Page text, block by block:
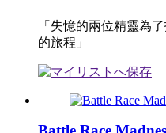
「失憶的兩位精靈為
的旅程」